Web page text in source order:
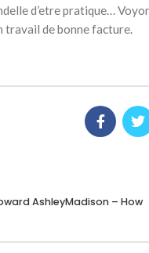
d’etre pratique…
travail de bonne facture.
AshleyMadison – How